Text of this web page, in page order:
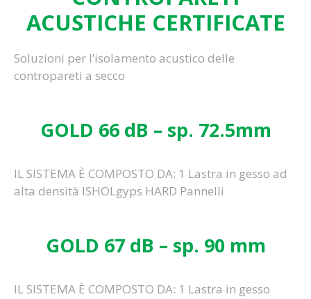
ACUSTICHE CERTIFICATE
Soluzioni per l’isolamento acustico delle
contropareti a secco
GOLD 66 dB – sp. 72.5mm
IL SISTEMA È COMPOSTO DA: 1 Lastra in gesso ad
alta densità ISHOLgyps HARD Pannelli
GOLD 67 dB – sp. 90 mm
IL SISTEMA È COMPOSTO DA: 1 Lastra in gesso